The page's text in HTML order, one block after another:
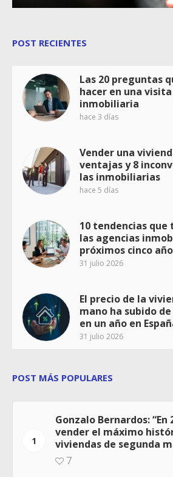
POST RECIENTES
Las 20 preguntas
hacer en una
inmobiliaria
hace 3 días
Vender una
ventajas y 8
las inmobiliarias
hace 5 días
10 tendencias
las agencias
próximos cinco
31 julio 2026
El precio de la
mano ha subido
en un año en
31 julio 2026
POST MÁS POPULARES
1
Gonzalo Bernardos: “En
vender el máximo
viviendas de segunda
7